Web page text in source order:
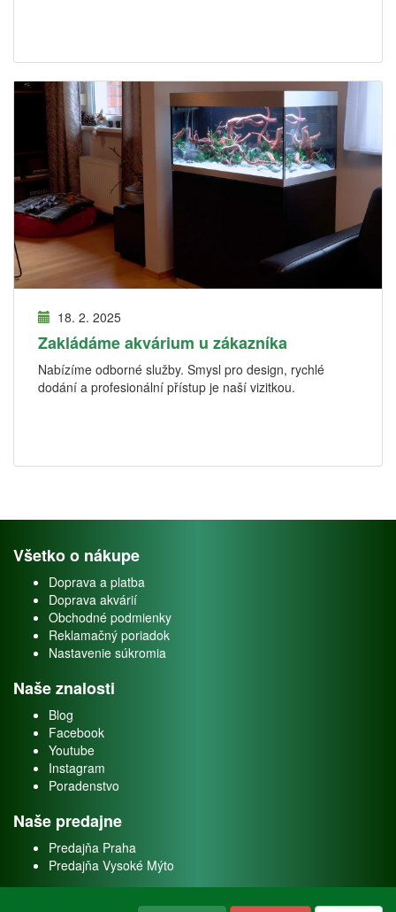
18. 2. 2025
Zakládáme akvárium u zákazníka
Nabízíme odborné služby. Smysl pro design, rychlé
dodání a profesionální přístup je naší vizitkou.
Všetko o nákupe
Doprava a platba
Doprava akvárií
Obchodné podmienky
Reklamačný poriadok
Nastavenie súkromia
Naše znalosti
Blog
Facebook
Youtube
Instagram
Poradenstvo
Naše predajne
Predajňa Praha
Predajňa Vysoké Mýto